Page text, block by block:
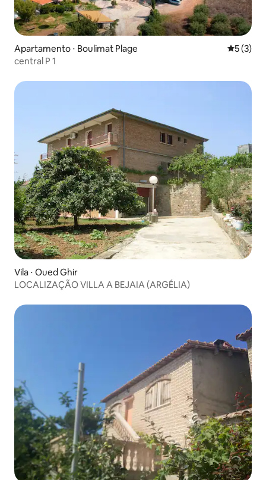
Apartamento ⋅ Boulimat Plage 5 de
5 (3)
central P 1
Vila ⋅ Oued Ghir
LOCALIZAÇÃO VILLA A BEJAIA (ARGÉLIA)